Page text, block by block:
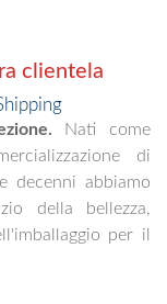
clientela
Nati come
di
decenni abbiamo
della bellezza,
per il